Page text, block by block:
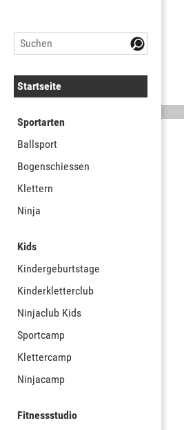
Startseite
Sportarten
Ballsport
Bogenschiessen
Klettern
Ninja
Kids
Kindergeburtstage
Kinderkletterclub
Ninjaclub Kids
Sportcamp
Klettercamp
Ninjacamp
Fitnessstudio